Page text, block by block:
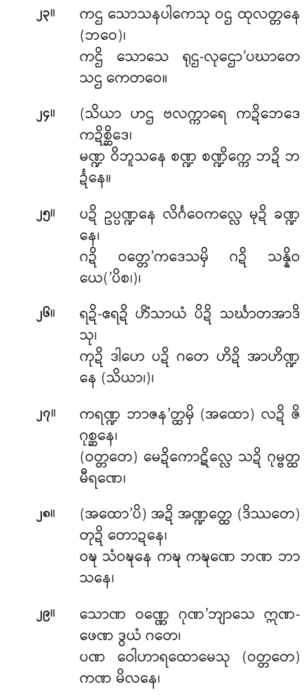
၂၃။
ကဌ သောသနပါကေသု ဝဌ ထုလတ္တနေ
(ဘဝေ)၊
ကဌိ သောသေ ရုဌ-လုဌော’ပဃာတေ
သဌ ကေတဝေ။
၂၄။
(သိယာ ဟဌ ဗလက္ကာရေ ကဍိဘေဒေ
ကဍိစ္ဆိဒေ၊
မဏ္ဍ ဝိဘူသနေ စဏ္ဍ စဏ္ဍိက္ကေ ဘဍိ ဘ
င်္ဍနေ။
၂၅။
ပဍိ ဥပ္ပဏ္ဍနေ လိင်္ဂဝေကလ္လေ မုဍိ ခဏ္ဍ
နေ၊
ဂဍိ ဝတ္တေ’ကဒေသမှိ ဂဍိ သန္နိဝ
ယေ(’ပိစ၊)၊
၂၆။
ရဍိ-ဧရဍိ ဟိံသာယံ ပိဍိ သင်္ဃာတအာဒိ
သု၊
ကုဍိ ဒါဟေ ပဍိ ဂတေ ဟိဍိ အာဟိဏ္ဍ
နေ (သိယာ၊)၊
၂၇။
ကရဏ္ဍ ဘာဇန’တ္ထမှိ (အထော) လဍိ ဇိ
ဂုစ္ဆနေ၊
(ဝတ္တတေ) မေဍိကောဋိလ္လေ သဍိ ဂုမ္ဗတ္ထ
မီရဏေ၊
၂၈။
(အထော’ပိ) အဍိ အဏ္ဍတ္ထေ (ဒိဿတေ)
တုဍိ တောဍနေ၊
ဝဍ္ဎ သံဝဍ္ဎနေ ကဍ္ဎ ကဍ္ဎဏေ ဘဏ ဘာ
သနေ၊
၂၉။
သောဏ ဝဏ္ဏေ ဂုဏ’ဘျာသေ ဣဏ-
ဖေဏ ဒွယံ ဂတေ၊
ပဏ ဝေါဟာရထောမေသု (ဝတ္တတေ)
ကဏ မိလနေ၊